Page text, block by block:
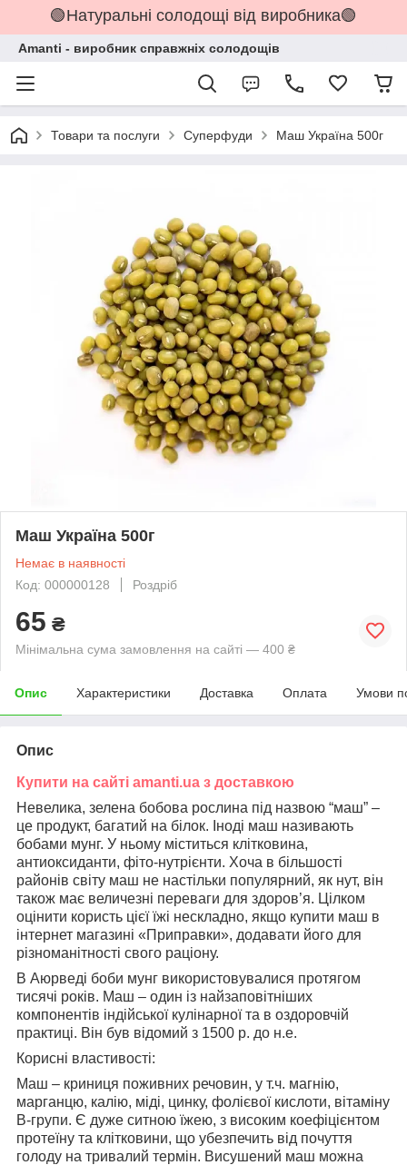
🟢Натуральні солодощі від виробника🟢
Amanti - виробник справжніх солодощів
Товари та послуги Суперфуди Маш Україна 500г
Маш Україна 500г
Немає в наявності
Код: 000000128
Роздріб
65 ₴
Мінімальна сума замовлення на сайті — 400 ₴
Опис Характеристики Доставка Оплата Умови
Опис
Купити на сайті amanti.ua з доставкою
Невелика, зелена бобова рослина під назвою “маш” –
це продукт, багатий на білок. Іноді маш називають
бобами мунг. У ньому міститься клітковина,
антиоксиданти, фіто-нутрієнти. Хоча в більшості
районів світу маш не настільки популярний, як нут, він
також має величезні переваги для здоров’я. Цілком
оцінити користь цієї їжі нескладно, якщо купити маш в
інтернет магазині «Приправки», додавати його для
різноманітності свого раціону.
В Аюрведі боби мунг використовувалися протягом
тисячі років. Маш – один із найзаповітніших
компонентів індійської кулінарної та в оздоровчій
практиці. Він був відомий з 1500 р. до н.е.
Корисні властивості:
Маш – криниця поживних речовин, у т.ч. магнію,
марганцю, калію, міді, цинку, фолієвої кислоти, вітаміну
В-групи. Є дуже ситною їжею, з високим коефіцієнтом
протеїну та клітковини, що убезпечить від почуття
голоду на тривалий термін. Висушений маш можна